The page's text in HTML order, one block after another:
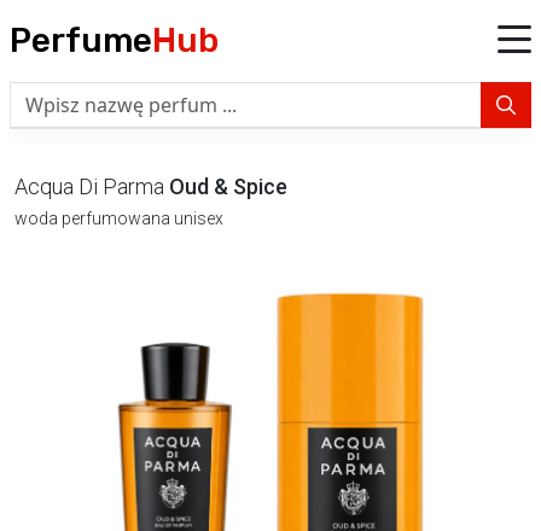
PerfumeHub
Acqua Di Parma Oud & Spice
woda perfumowana unisex